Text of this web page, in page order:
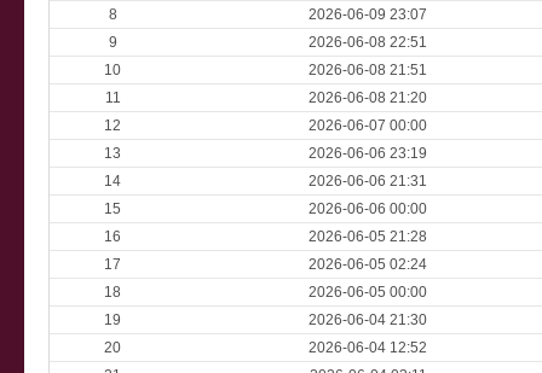
8
2026-06-09 23:07
9
2026-06-08 22:51
10
2026-06-08 21:51
11
2026-06-08 21:20
12
2026-06-07 00:00
13
2026-06-06 23:19
14
2026-06-06 21:31
15
2026-06-06 00:00
16
2026-06-05 21:28
17
2026-06-05 02:24
18
2026-06-05 00:00
19
2026-06-04 21:30
20
2026-06-04 12:52